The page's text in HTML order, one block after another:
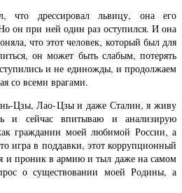
что дрессировал львицу, она его
он при ней один раз оступился. И она
что этот человек, который был для
он может быть слабым, потерять
и не единожды, и продолжаем
со всеми врагами.
Цзы, Лао-Цзы и даже Сталин, я живу
и сейчас впитываю и анализирую
гражданин моей любимой России, а
игра в поддавки, этот коррупционный
и проник в армию и тыл даже на самом
о существовании моей Родины, а